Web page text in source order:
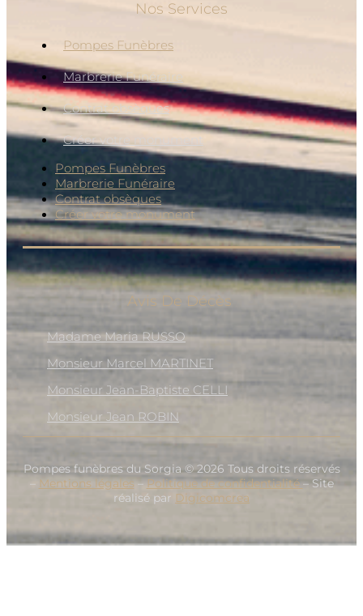
Nos Services
Pompes Funèbres
Marbrerie Funéraire
Contrat obsèques
Créer votre monument
Pompes Funèbres
Marbrerie Funéraire
Contrat obsèques
Créer votre monument
Avis De Décès
Madame Maria RUSSO
Monsieur Marcel MARTINET
Monsieur Jean-Baptiste CELLI
Monsieur Jean ROBIN
Pompes funèbres du Sorgia © 2026 Tous droits réservés
– Mentions légales –Politique de confidentialité – Site
réalisé par Digicomcrea